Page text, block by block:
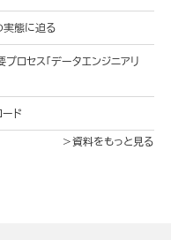
実態に迫る
ロセス「データエンジニアリ
ド
資料をもっと見る